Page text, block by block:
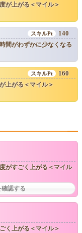
が上がる＜マイル＞
140
間がわずかに少なくなる
160
上がる＜マイル＞
がすごく上がる＜マイル
認する
く上がる＜マイル＞